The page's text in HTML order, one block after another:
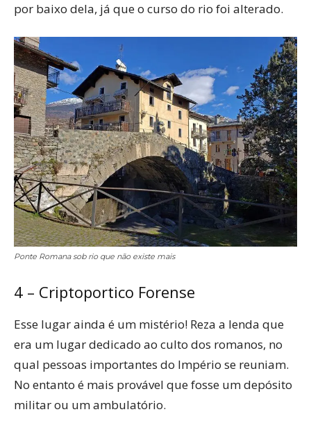
por baixo dela, já que o curso do rio foi alterado.
Ponte Romana sob rio que não existe mais
4 – Criptoportico Forense
Esse lugar ainda é um mistério! Reza a lenda que
era um lugar dedicado ao culto dos romanos, no
qual pessoas importantes do Império se reuniam.
No entanto é mais provável que fosse um depósito
militar ou um ambulatório.